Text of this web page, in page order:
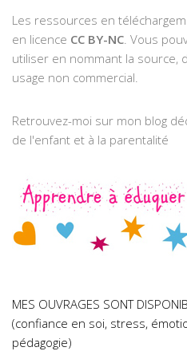
Les ressources en
en licence CC BY-NC . Vous
utiliser en nommant la source,
usage non commercial.
Retrouvez-moi sur mon blog
de l'enfant et à la parentalité
MES OUVRAGES SONT
(confiance en soi, stress,
pédagogie)